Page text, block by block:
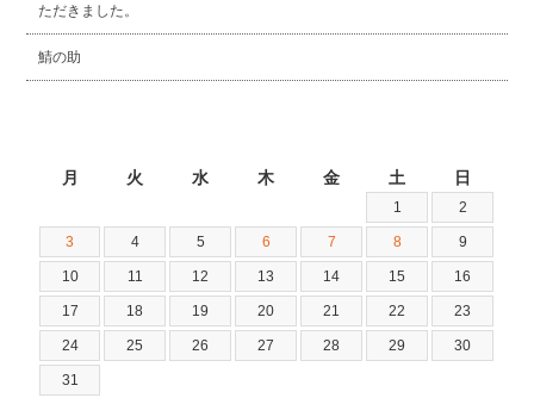
ただきました。
鯖の助
月 火 水 木 金 土 日
1 2
3 4 5 6 7 8 9
10 11 12 13 14 15 16
17 18 19 20 21 22 23
24 25 26 27 28 29 30
31